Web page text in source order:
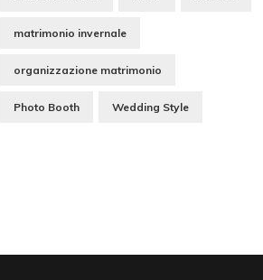
matrimonio invernale
organizzazione matrimonio
Photo Booth Wedding Style